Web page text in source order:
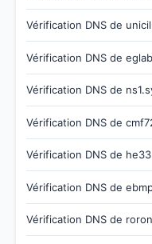
Vérification DNS de
Vérification DNS de
Vérification DNS de
Vérification DNS de
Vérification DNS de
Vérification DNS de
Vérification DNS de